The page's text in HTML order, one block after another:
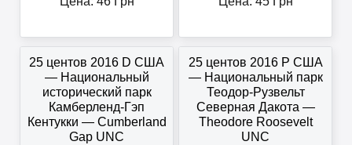
25 центов 2016 D США
— Национальный
исторический парк
Камберленд-Гэп
Кентукки — Cumberland
Gap UNC
25 центов 2016 P США
— Национальный парк
Теодор-Рузвельт
Северная Дакота —
Theodore Roosevelt
UNC